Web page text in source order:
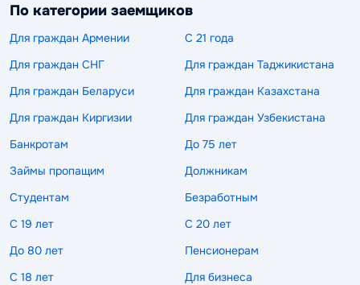
По категории заемщиков
Для граждан Армении
С 21 года
Для граждан СНГ
Для граждан Таджикистана
Для граждан Беларуси
Для граждан Казахстана
Для граждан Киргизии
Для граждан Узбекистана
Банкротам
До 75 лет
Займы пропащим
Должникам
Студентам
Безработным
С 19 лет
С 20 лет
До 80 лет
Пенсионерам
С 18 лет
Для бизнеса